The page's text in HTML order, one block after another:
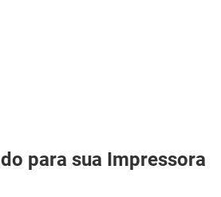
para sua Impressora